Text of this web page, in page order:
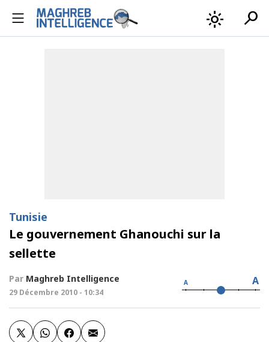
light_mode search
Tunisie
Le gouvernement Ghanouchi sur la
sellette
Par Maghreb Intelligence
29 Décembre 2010 - 10:34
A A